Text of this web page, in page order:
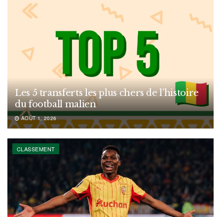
Les 5 transferts les plus chers de l’histoire
du football malien
AOÛT 1, 2026
CLASSEMENT